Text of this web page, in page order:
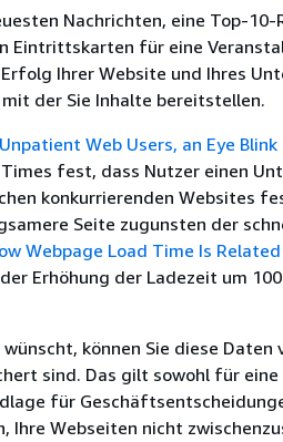
Nachrichten, eine Top-
Eintrittskarten für eine
Ihrer Website und Ihres
der Sie Inhalte bereitstellen.
Web Users, an Eye
fest, dass Nutzer einen
konkurrierenden Websites
Seite zugunsten der
Webpage Load Time Is
Erhöhung der Ladezeit um
können Sie diese
sind. Das gilt sowohl für
für
Ihre Webseiten nicht